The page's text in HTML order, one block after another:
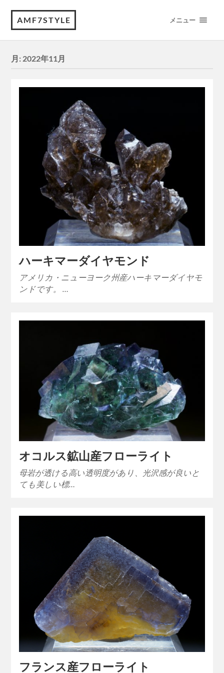
AMF7STYLE メニュー
月: 2022年11月
ハーキマーダイヤモンド
アメリカ・ニューヨーク州産ハーキマーダイヤモ
ンドです。 …
オコルス鉱山産フローライト
母岩が透ける高い透明度があり、光沢感が良いと
ても美しい標…
フランス産フローライト